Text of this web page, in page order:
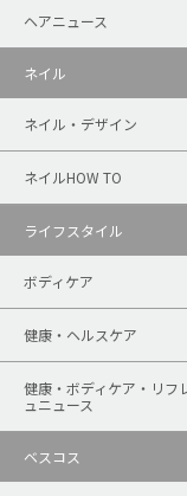
ヘアニュース
ネイル
ネイル・デザイン
ネイルHOW TO
ライフスタイル
ボディケア
健康・ヘルスケア
健康・ボディケア・リフ
ュニュース
ベスコス